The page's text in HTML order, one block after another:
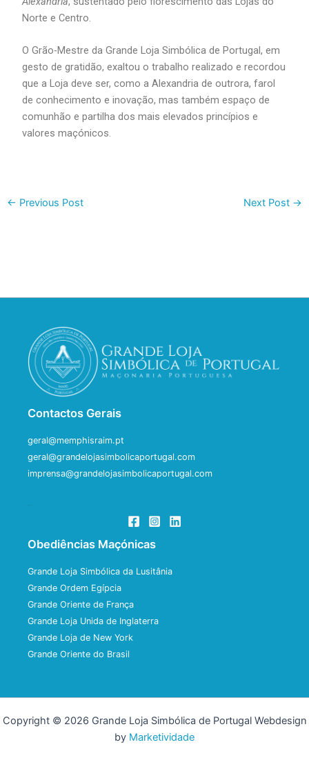
Norte e Centro.
O Grão-Mestre da Grande Loja Simbólica de Portugal, em
gesto de gratidão, exaltou o trabalho realizado e recordou
que a Loja deve ser, como a Alexandria de outrora, farol
de conhecimento e inovação, mas também espaço de
comunhão e partilha dos mais elevados princípios e
valores maçónicos.
← Previous Post Next Post →
Contactos Gerais
geral@memphisraim.pt
geral@grandelojasimbolicaportugal.com
imprensa@grandelojasimbolicaportugal.com
Obediências Maçónicas
Grande Loja Simbólica da Lusitânia
Grande Ordem Egípcia
Grande Oriente de França
Grande Loja Unida de Inglaterra
Grande Loja de New York
Grande Oriente do Brasil
Copyright © 2026 Grande Loja Simbólica de Portugal Webdesign
by Marketividade